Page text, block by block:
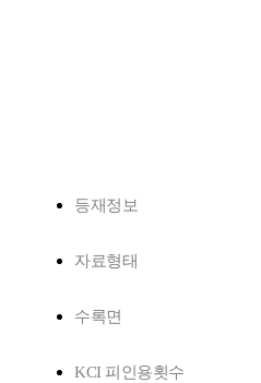
등재정보
자료형태
수록면
KCI 피인용횟수